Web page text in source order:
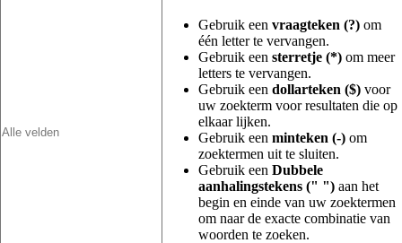
Gebruik een vraagteken (?) om
één letter te vervangen.
Gebruik een sterretje (*) om meer
letters te vervangen.
Gebruik een dollarteken ($) voor
uw zoekterm voor resultaten die op
elkaar lijken.
Gebruik een minteken (-) om
zoektermen uit te sluiten.
Gebruik een Dubbele
aanhalingstekens (" ") aan het
begin en einde van uw zoektermen
om naar de exacte combinatie van
woorden te zoeken.